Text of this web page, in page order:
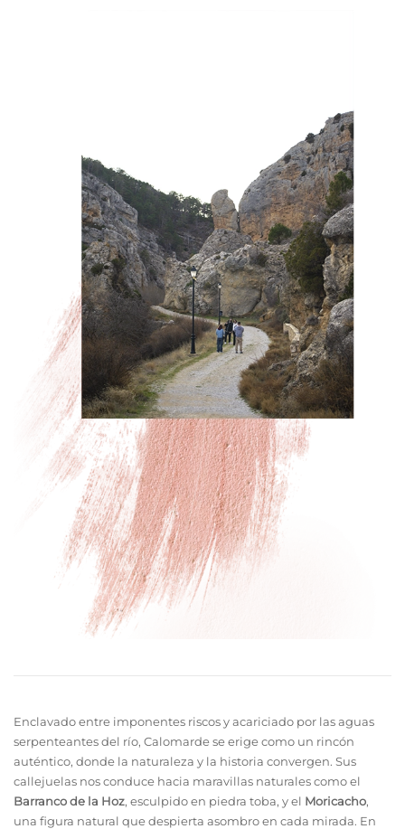
Enclavado entre imponentes riscos y acariciado por las aguas
serpenteantes del río, Calomarde se erige como un rincón
auténtico, donde la naturaleza y la historia convergen. Sus
callejuelas nos conduce hacia maravillas naturales como el
Barranco de la Hoz, esculpido en piedra toba, y el Moricacho,
una figura natural que despierta asombro en cada mirada. En